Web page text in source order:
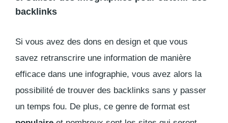
backlinks
Si vous avez des dons en design et que vous
savez retranscrire une information de manière
efficace dans une infographie, vous avez alors la
possibilité de trouver des backlinks sans y passer
un temps fou. De plus, ce genre de format est